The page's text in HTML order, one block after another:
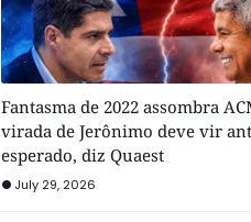
Fantasma de 2022 assombra
virada de Jerônimo deve vir
esperado, diz Quaest
July 29, 2026